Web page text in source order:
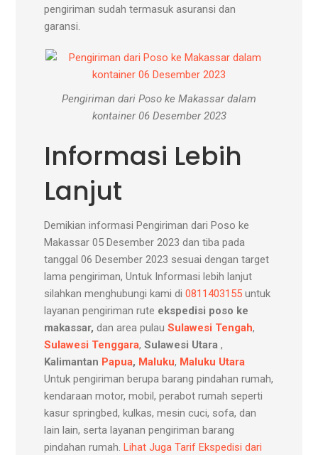
pengiriman sudah termasuk asuransi dan
garansi.
Pengiriman dari Poso ke Makassar dalam
kontainer 06 Desember 2023
Informasi Lebih
Lanjut
Demikian informasi Pengiriman dari Poso ke
Makassar 05 Desember 2023 dan tiba pada
tanggal 06 Desember 2023 sesuai dengan target
lama pengiriman, Untuk Informasi lebih lanjut
silahkan menghubungi kami di0811403155 untuk
layanan pengiriman rute ekspedisi poso ke
makassar,dan area pulauSulawesi Tengah,
Sulawesi Tenggara,Sulawesi Utara ,
Kalimantan Papua, Maluku, Maluku Utara
Untuk pengiriman berupa barang pindahan rumah,
kendaraan motor, mobil, perabot rumah seperti
kasur springbed, kulkas, mesin cuci, sofa, dan
lain lain, serta layanan pengiriman barang
pindahan rumah.Lihat Juga Tarif Ekspedisi dari